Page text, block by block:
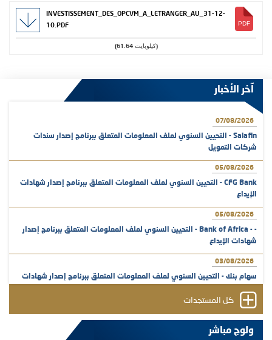
INVESTISSEMENT_DES_OPCVM_A_LETRANGER_AU_31-12-
10.PDF
(61.64 كيلوبايت)
آخر الأخبار
07/08/2026
Salafin - التحيين السنوي لملف المعلومات المتعلق ببرنامج إصدار سندات
شركات التمويل
05/08/2026
CFG Bank - التحيين السنوي لملف المعلومات المتعلق ببرنامج إصدار شهادات
الإيداع
05/08/2026
- - Bank of Africa - التحيين السنوي لملف المعلومات المتعلق ببرنامج إصدار
شهادات الإيداع
03/08/2026
سهام بنك - التحيين السنوي لملف المعلومات المتعلق ببرنامج إصدار شهادات
31/07/2026
VEOLIA ENVIRONNEMENT - تؤشر الهيئة المغربية لسوق الرساميل على
المنشور النهائي المتعلق بالزيادة في الرأسمال المخصصة لأجراء المجموعة
كل المستجدات
ولوج مباشر